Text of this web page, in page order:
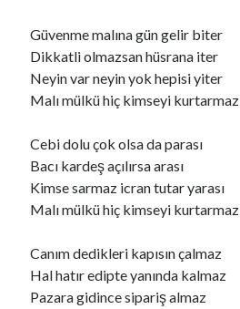
Ara
Güvenme malına gün gelir biter
Dikkatli olmazsan hüsrana iter
Neyin var neyin yok hepisi yiter
Malı mülkü hiç kimseyi kurtarmaz
Cebi dolu çok olsa da parası
Bacı kardeş açılırsa arası
Kimse sarmaz icran tutar yarası
Malı mülkü hiç kimseyi kurtarmaz
Canım dedikleri kapısın çalmaz
Hal hatır edipte yanında kalmaz
Pazara gidince sipariş almaz